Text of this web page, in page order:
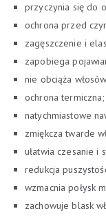
przyczynia się do
ochrona przed
zagęszczenie i
zapobiega
nie obciąża
ochrona termiczna;
natychmiastowe
zmiękcza twarde
ułatwia czesanie i
redukcja
wzmacnia połysk
zachowuje blask